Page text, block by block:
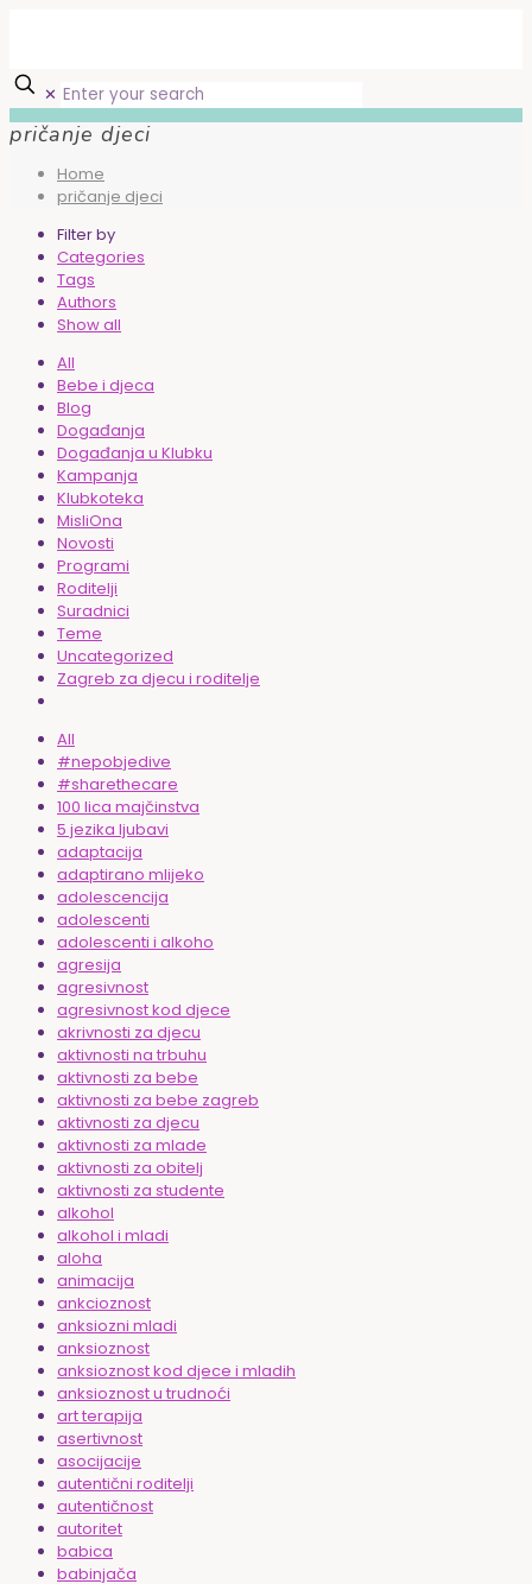
✕
pričanje djeci
Home
pričanje djeci
Filter by
Categories
Tags
Authors
Show all
All
Bebe i djeca
Blog
Događanja
Događanja u Klubku
Kampanja
Klubkoteka
MisliOna
Novosti
Programi
Roditelji
Suradnici
Teme
Uncategorized
Zagreb za djecu i roditelje
All
#nepobjedive
#sharethecare
100 lica majčinstva
5 jezika ljubavi
adaptacija
adaptirano mlijeko
adolescencija
adolescenti
adolescenti i alkoho
agresija
agresivnost
agresivnost kod djece
akrivnosti za djecu
aktivnosti na trbuhu
aktivnosti za bebe
aktivnosti za bebe zagreb
aktivnosti za djecu
aktivnosti za mlade
aktivnosti za obitelj
aktivnosti za studente
alkohol
alkohol i mladi
aloha
animacija
ankcioznost
anksiozni mladi
anksioznost
anksioznost kod djece i mladih
anksioznost u trudnoći
art terapija
asertivnost
asocijacije
autentični roditelji
autentičnost
autoritet
babica
babinjača